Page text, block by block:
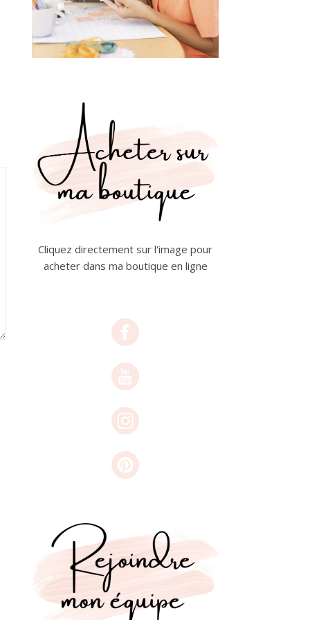
Cliquez directement sur l'image pour
acheter dans ma boutique en ligne